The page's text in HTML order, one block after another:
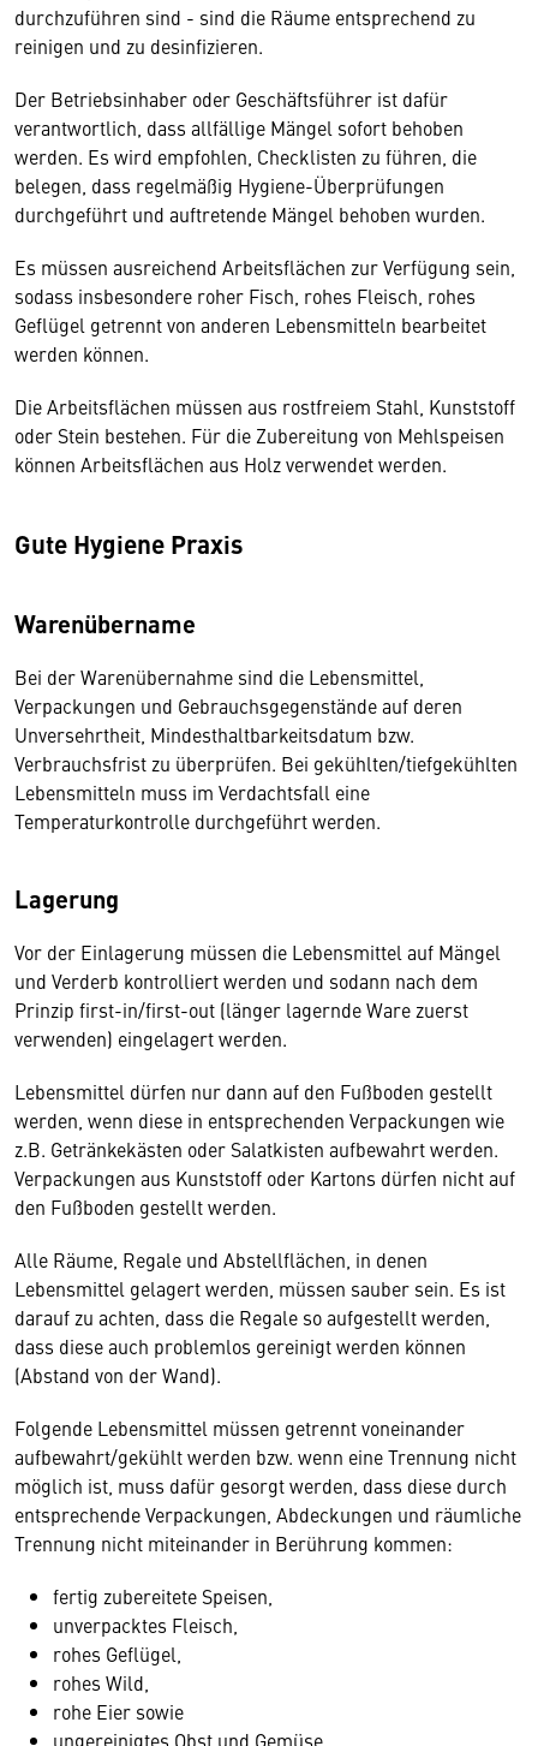
durchzuführen sind - sind die Räume entsprechend zu
reinigen und zu desinfizieren.
Der Betriebsinhaber oder Geschäftsführer ist dafür
verantwortlich, dass allfällige Mängel sofort behoben
werden. Es wird empfohlen, Checklisten zu führen, die
belegen, dass regelmäßig Hygiene-Überprüfungen
durchgeführt und auftretende Mängel behoben wurden.
Es müssen ausreichend Arbeitsflächen zur Verfügung sein,
sodass insbesondere roher Fisch, rohes Fleisch, rohes
Geflügel getrennt von anderen Lebensmitteln bearbeitet
werden können.
Die Arbeitsflächen müssen aus rostfreiem Stahl, Kunststoff
oder Stein bestehen. Für die Zubereitung von Mehlspeisen
können Arbeitsflächen aus Holz verwendet werden.
Gute Hygiene Praxis
Warenübername
Bei der Warenübernahme sind die Lebensmittel,
Verpackungen und Gebrauchsgegenstände auf deren
Unversehrtheit, Mindesthaltbarkeitsdatum bzw.
Verbrauchsfrist zu überprüfen. Bei gekühlten/tiefgekühlten
Lebensmitteln muss im Verdachtsfall eine
Temperaturkontrolle durchgeführt werden.
Lagerung
Vor der Einlagerung müssen die Lebensmittel auf Mängel
und Verderb kontrolliert werden und sodann nach dem
Prinzip first-in/first-out (länger lagernde Ware zuerst
verwenden) eingelagert werden.
Lebensmittel dürfen nur dann auf den Fußboden gestellt
werden, wenn diese in entsprechenden Verpackungen wie
z.B. Getränkekästen oder Salatkisten aufbewahrt werden.
Verpackungen aus Kunststoff oder Kartons dürfen nicht auf
den Fußboden gestellt werden.
Alle Räume, Regale und Abstellflächen, in denen
Lebensmittel gelagert werden, müssen sauber sein. Es ist
darauf zu achten, dass die Regale so aufgestellt werden,
dass diese auch problemlos gereinigt werden können
(Abstand von der Wand).
Folgende Lebensmittel müssen getrennt voneinander
aufbewahrt/gekühlt werden bzw. wenn eine Trennung nicht
möglich ist, muss dafür gesorgt werden, dass diese durch
entsprechende Verpackungen, Abdeckungen und räumliche
Trennung nicht miteinander in Berührung kommen:
fertig zubereitete Speisen,
unverpacktes Fleisch,
rohes Geflügel,
rohes Wild,
rohe Eier sowie
ungereinigtes Obst und Gemüse.